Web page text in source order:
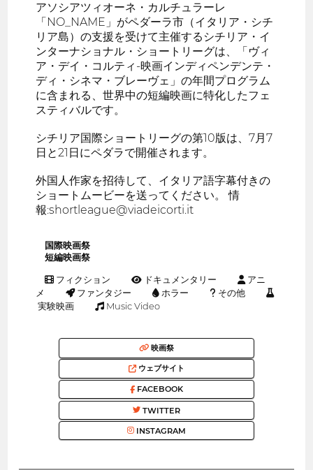
アソシアツィオーネ・カルチュラーレ
「NO_NAME」がペダーラ市（イタリア・シチ
リア島）の支援を受けて主催するシチリア・イ
ンターナショナル・ショートリーグは、「ヴィ
ア・デイ・コルティ-映画インディペンデンテ・
ディ・シネマ・ブレーヴェ」の年間プログラム
に含まれる、世界中の短編映画に特化したフェ
スティバルです。
シチリア国際ショートリーグの第10版は、7月7
日と21日にペダラで開催されます。
外国人作家を招待して、イタリア語字幕付きの
ショートムービーを送ってください。 情
報:shortleague@viadeicorti.it
国際映画祭
短編映画祭
フィクション ドキュメンタリー
アニ
メ
ファンタジー ホラー
その他
実験映画
Music Video
映画祭
ウェブサイト
FACEBOOK
TWITTER
INSTAGRAM